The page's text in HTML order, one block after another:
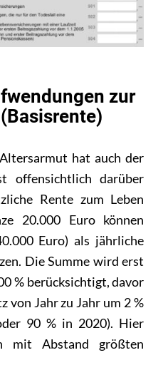
zur
hat auch der
offensichtlich darüber
Rente zum Leben
20.000 Euro können
Euro) als jährliche
Die Summe wird erst
% berücksichtigt, davor
von Jahr zu Jahr um 2 %
90 % in 2020). Hier
mit Abstand größten